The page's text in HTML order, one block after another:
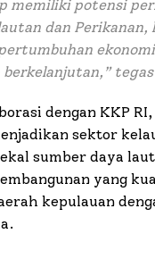
memiliki potensi
dan
berkelanjutan,”
dengan KKP
sektor
sumber daya
yang
kepulauan